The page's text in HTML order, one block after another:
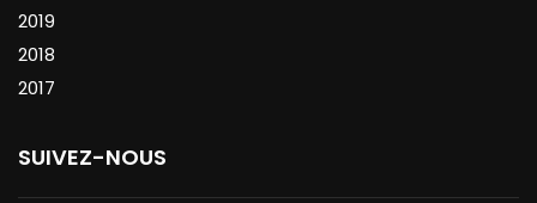
2019
2018
2017
SUIVEZ-NOUS